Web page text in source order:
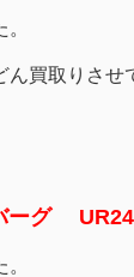
買取りさせ
グ